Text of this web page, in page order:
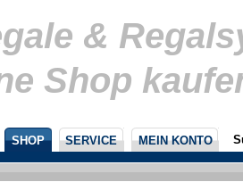
&
Shop
SHOP SERVICE MEIN KONTO